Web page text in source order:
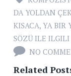
DA YOLDAN
KISACA, YA BIR
SÖZÜ ILE
NO
Related